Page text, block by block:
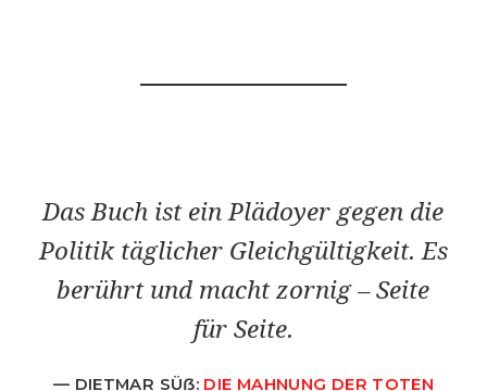
Das Buch ist ein Plädoyer gegen die
Politik täglicher Gleichgültigkeit. Es
berührt und macht zornig – Seite
für Seite.
DIETMAR SÜẞ: DIE MAHNUNG DER TOTEN